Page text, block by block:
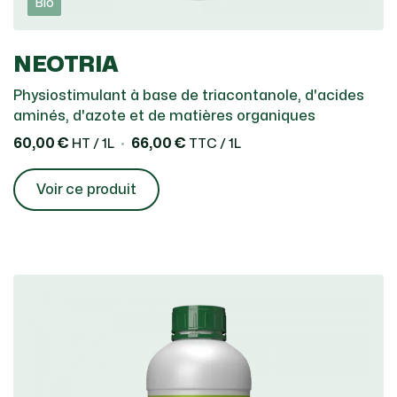
aux composés organiques intermédiaires
microbienne, ils sont appelés produits
transitoires (évolution de la matière
organique fraîche), elles composent les
MO facilement décomposables.
stable »), représentés par les matières
humiques ou humus proviennent de
l’ensemble.
Dans le sol, les matières organiques assument
de nombreuses fonctions agronomiques et
environnementales :
Bio
NEOTRIA
Physiostimulant à base de triacontanole, d'acides
aminés, d'azote et de matières organiques
60,00 € HT / 1L 66,00 € TTC / 1L
Voir ce produit